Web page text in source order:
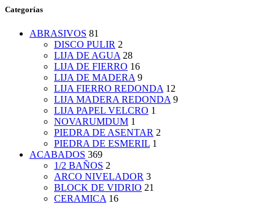
Categorías
ABRASIVOS 81
DISCO PULIR 2
LIJA DE AGUA 28
LIJA DE FIERRO 16
LIJA DE MADERA 9
LIJA FIERRO REDONDA 12
LIJA MADERA REDONDA 9
LIJA PAPEL VELCRO 1
NOVARUMDUM 1
PIEDRA DE ASENTAR 2
PIEDRA DE ESMERIL 1
ACABADOS 369
1/2 BAÑOS 2
ARCO NIVELADOR 3
BLOCK DE VIDRIO 21
CERAMICA 16